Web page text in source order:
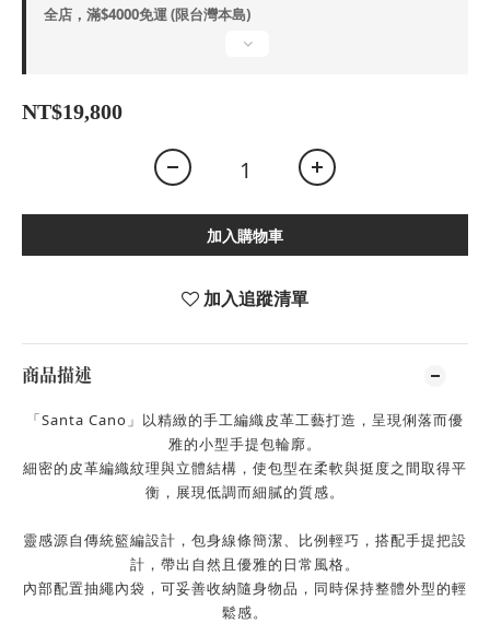
全店，滿$4000免運 (限台灣本島)
NT$19,800
加入購物車
加入追蹤清單
商品描述
「Santa Cano」以精緻的手工編織皮革工藝打造，呈現俐落而優
雅的小型手提包輪廓。
細密的皮革編織紋理與立體結構，使包型在柔軟與挺度之間取得平
衡，展現低調而細膩的質感。
靈感源自傳統籃編設計，包身線條簡潔、比例輕巧，搭配手提把設
計，帶出自然且優雅的日常風格。
內部配置抽繩內袋，可妥善收納隨身物品，同時保持整體外型的輕
鬆感。